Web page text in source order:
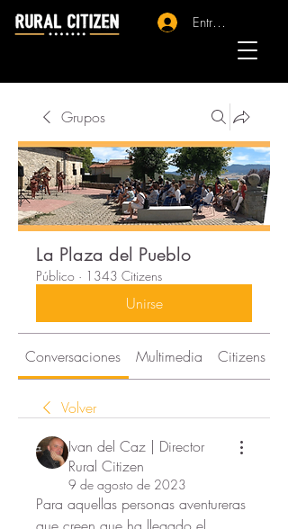
Entrar - Registro
Grupos
La Plaza del Pueblo
Público · 1343 Citizens
Unirse
Conversaciones Multimedia Citizens
Volver
Ivan del Caz | Director
Rural Citizen
9 de agosto de 2023
Para aquellas personas aventureras